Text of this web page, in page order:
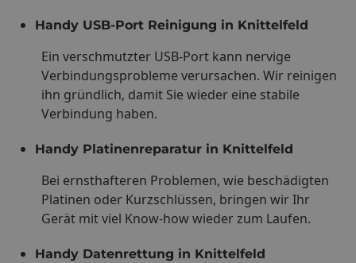
Handy USB-Port Reinigung in Knittelfeld
Ein verschmutzter USB-Port kann nervige
Verbindungsprobleme verursachen. Wir reinigen
ihn gründlich, damit Sie wieder eine stabile
Verbindung haben.
Handy Platinenreparatur in Knittelfeld
Bei ernsthafteren Problemen, wie beschädigten
Platinen oder Kurzschlüssen, bringen wir Ihr
Gerät mit viel Know-how wieder zum Laufen.
Handy Datenrettung in Knittelfeld